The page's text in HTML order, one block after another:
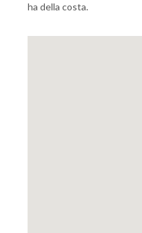
ha della costa.